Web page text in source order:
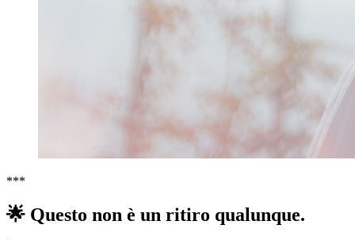
***
🌟 Questo non è un ritiro qualunque.